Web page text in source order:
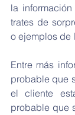
la
trates de
o ejemplos de
Entre más
probable que
el cliente
probable que